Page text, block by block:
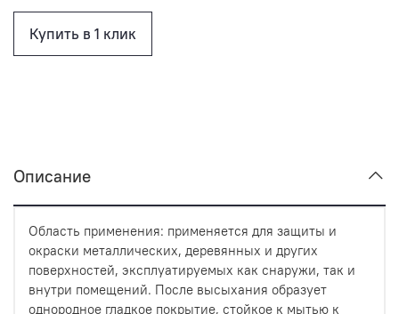
Купить в 1 клик
Описание
Область применения: применяется для защиты и
окраски металлических, деревянных и других
поверхностей, эксплуатируемых как снаружи, так и
внутри помещений. После высыхания образует
однородное гладкое покрытие, стойкое к мытью к